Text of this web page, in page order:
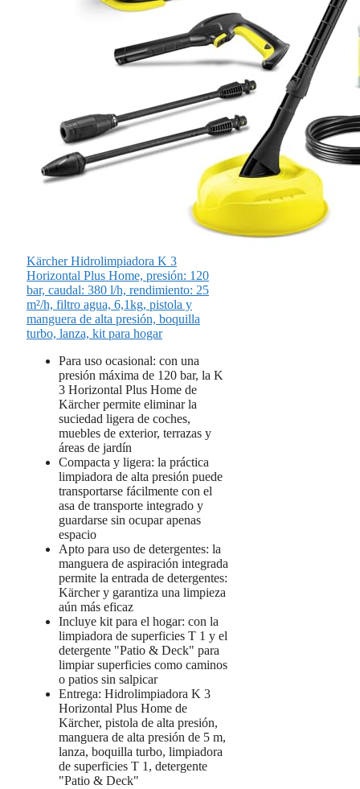
Kärcher Hidrolimpiadora K 3
Horizontal Plus Home, presión: 120
bar, caudal: 380 l/h, rendimiento: 25
m²/h, filtro agua, 6,1kg, pistola y
manguera de alta presión, boquilla
turbo, lanza, kit para hogar
Para uso ocasional: con una
presión máxima de 120 bar, la K
3 Horizontal Plus Home de
Kärcher permite eliminar la
suciedad ligera de coches,
muebles de exterior, terrazas y
áreas de jardín
Compacta y ligera: la práctica
limpiadora de alta presión puede
transportarse fácilmente con el
asa de transporte integrado y
guardarse sin ocupar apenas
espacio
Apto para uso de detergentes: la
manguera de aspiración integrada
permite la entrada de detergentes:
Kärcher y garantiza una limpieza
aún más eficaz
Incluye kit para el hogar: con la
limpiadora de superficies T 1 y el
detergente "Patio & Deck" para
limpiar superficies como caminos
o patios sin salpicar
Entrega: Hidrolimpiadora K 3
Horizontal Plus Home de
Kärcher, pistola de alta presión,
manguera de alta presión de 5 m,
lanza, boquilla turbo, limpiadora
de superficies T 1, detergente
"Patio & Deck"